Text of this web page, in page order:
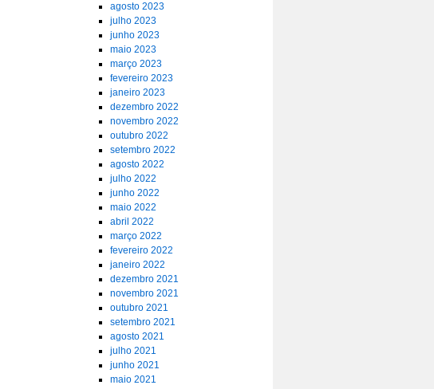
agosto 2023
julho 2023
junho 2023
maio 2023
março 2023
fevereiro 2023
janeiro 2023
dezembro 2022
novembro 2022
outubro 2022
setembro 2022
agosto 2022
julho 2022
junho 2022
maio 2022
abril 2022
março 2022
fevereiro 2022
janeiro 2022
dezembro 2021
novembro 2021
outubro 2021
setembro 2021
agosto 2021
julho 2021
junho 2021
maio 2021